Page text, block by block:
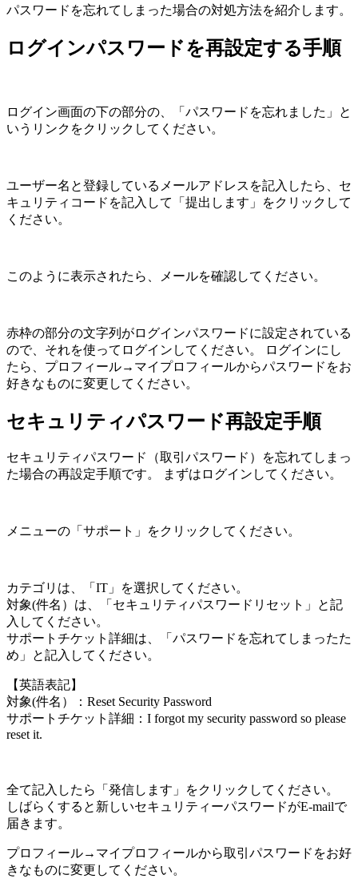
パスワードを忘れてしまった場合の対処方法を紹介します。
ログインパスワードを再設定する手順
ログイン画面の下の部分の、「パスワードを忘れました」と
いうリンクをクリックしてください。
ユーザー名と登録しているメールアドレスを記入したら、セ
キュリティコードを記入して「提出します」をクリックして
ください。
このように表示されたら、メールを確認してください。
赤枠の部分の文字列がログインパスワードに設定されている
ので、それを使ってログインしてください。 ログインにし
たら、 プロフィール→マイプロフィールからパスワードをお
好きなものに変更してください。
セキュリティパスワード再設定手順
セキュリティパスワード（取引パスワード）を忘れてしまっ
た場合の再設定手順です。 まずはログインしてください。
メニューの「サポート」をクリックしてください。
カテゴリ は、「IT」を選択してください。
対象(件名） は、「セキュリティパスワードリセット」と記
入してください。
サポートチケット詳細は、「パスワードを忘れてしまったた
め」と記入してください。
【英語表記】
対象(件名）
：Reset Security Password
サポートチケット詳細 ：I forgot my security password so please
reset it.
全て記入したら「発信します」をクリックしてください。
しばらくすると新しいセキュリティーパスワードがE-mailで
届きます。
プロフィール→マイプロフィールから取引パスワードをお好
きなものに変更してください。